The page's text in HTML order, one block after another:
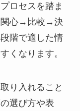
ロセスを踏ま
関心→比較→決
階で適した情
くなります。
り入れること
選び方や表